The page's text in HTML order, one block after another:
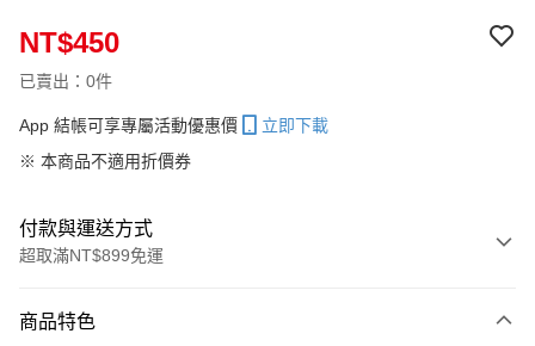
NT$450
已賣出：0件
App 結帳可享專屬活動優惠價
立即下載
※ 本商品不適用折價券
付款與運送方式
超取滿NT$899免運
信用卡一次付款
商品特色